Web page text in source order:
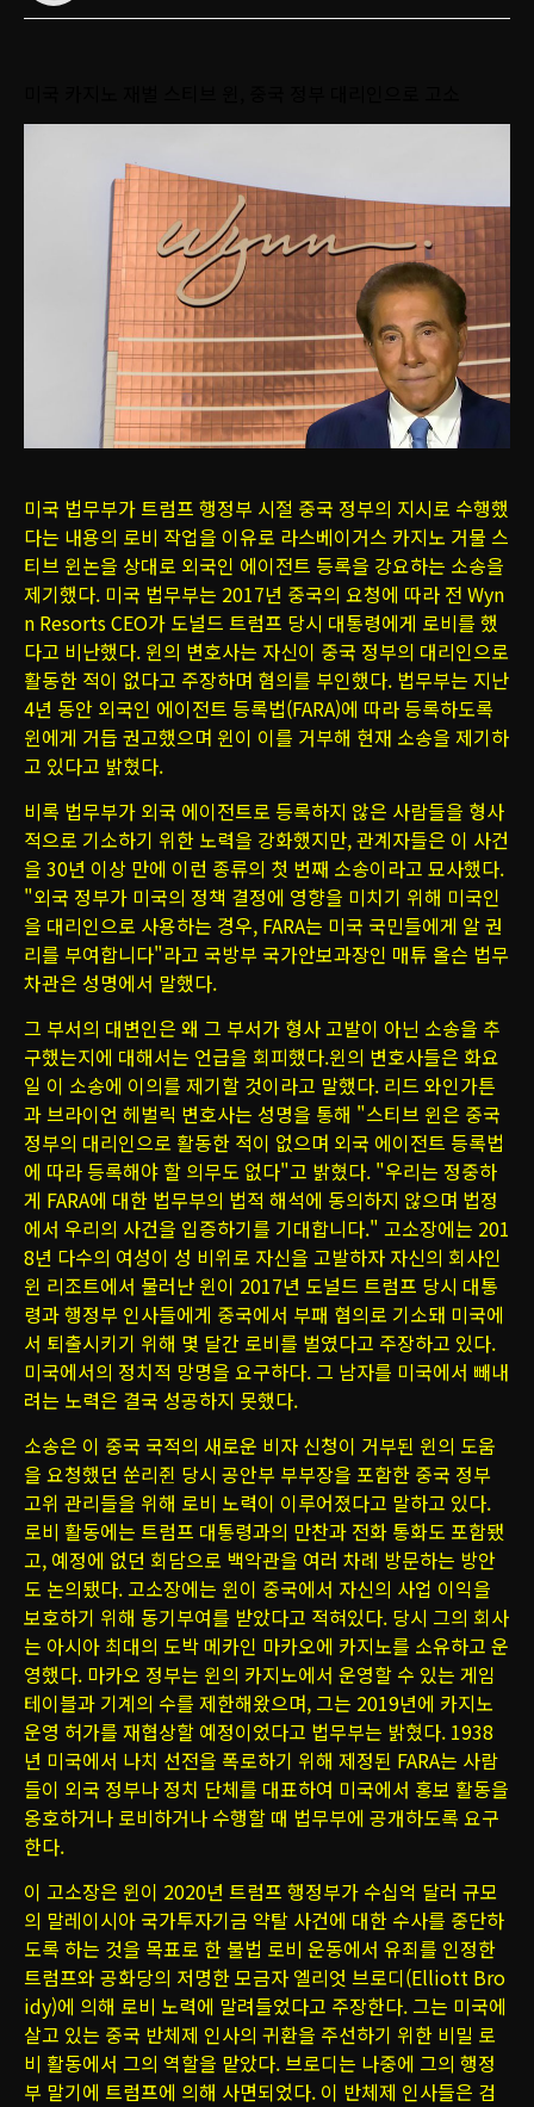
미국 법무부가 트럼프 행정부 시절 중국 정부의 지시로 수행했
다는 내용의 로비 작업을 이유로 라스베이거스 카지노 거물 스
티브 윈논을 상대로 외국인 에이전트 등록을 강요하는 소송을
제기했다. 미국 법무부는 2017년 중국의 요청에 따라 전 Wyn
n Resorts CEO가 도널드 트럼프 당시 대통령에게 로비를 했
다고 비난했다. 윈의 변호사는 자신이 중국 정부의 대리인으로
활동한 적이 없다고 주장하며 혐의를 부인했다. 법무부는 지난
4년 동안 외국인 에이전트 등록법(FARA)에 따라 등록하도록
윈에게 거듭 권고했으며 윈이 이를 거부해 현재 소송을 제기하
고 있다고 밝혔다.
비록 법무부가 외국 에이전트로 등록하지 않은 사람들을 형사
적으로 기소하기 위한 노력을 강화했지만, 관계자들은 이 사건
을 30년 이상 만에 이런 종류의 첫 번째 소송이라고 묘사했다.
"외국 정부가 미국의 정책 결정에 영향을 미치기 위해 미국인
을 대리인으로 사용하는 경우, FARA는 미국 국민들에게 알 권
리를 부여합니다"라고 국방부 국가안보과장인 매튜 올슨 법무
차관은 성명에서 말했다.
그 부서의 대변인은 왜 그 부서가 형사 고발이 아닌 소송을 추
구했는지에 대해서는 언급을 회피했다.윈의 변호사들은 화요
일 이 소송에 이의를 제기할 것이라고 말했다. 리드 와인가튼
과 브라이언 헤벌릭 변호사는 성명을 통해 "스티브 윈은 중국
정부의 대리인으로 활동한 적이 없으며 외국 에이전트 등록법
에 따라 등록해야 할 의무도 없다"고 밝혔다. "우리는 정중하
게 FARA에 대한 법무부의 법적 해석에 동의하지 않으며 법정
에서 우리의 사건을 입증하기를 기대합니다." 고소장에는 201
8년 다수의 여성이 성 비위로 자신을 고발하자 자신의 회사인
윈 리조트에서 물러난 윈이 2017년 도널드 트럼프 당시 대통
령과 행정부 인사들에게 중국에서 부패 혐의로 기소돼 미국에
서 퇴출시키기 위해 몇 달간 로비를 벌였다고 주장하고 있다.
미국에서의 정치적 망명을 요구하다. 그 남자를 미국에서 빼내
려는 노력은 결국 성공하지 못했다.
소송은 이 중국 국적의 새로운 비자 신청이 거부된 윈의 도움
을 요청했던 쑨리쥔 당시 공안부 부부장을 포함한 중국 정부
고위 관리들을 위해 로비 노력이 이루어졌다고 말하고 있다.
로비 활동에는 트럼프 대통령과의 만찬과 전화 통화도 포함됐
고, 예정에 없던 회담으로 백악관을 여러 차례 방문하는 방안
도 논의됐다. 고소장에는 윈이 중국에서 자신의 사업 이익을
보호하기 위해 동기부여를 받았다고 적혀있다. 당시 그의 회사
는 아시아 최대의 도박 메카인 마카오에 카지노를 소유하고 운
영했다. 마카오 정부는 윈의 카지노에서 운영할 수 있는 게임
테이블과 기계의 수를 제한해왔으며, 그는 2019년에 카지노
운영 허가를 재협상할 예정이었다고 법무부는 밝혔다. 1938
년 미국에서 나치 선전을 폭로하기 위해 제정된 FARA는 사람
들이 외국 정부나 정치 단체를 대표하여 미국에서 홍보 활동을
옹호하거나 로비하거나 수행할 때 법무부에 공개하도록 요구
한다.
이 고소장은 윈이 2020년 트럼프 행정부가 수십억 달러 규모
의 말레이시아 국가투자기금 약탈 사건에 대한 수사를 중단하
도록 하는 것을 목표로 한 불법 로비 운동에서 유죄를 인정한
트럼프와 공화당의 저명한 모금자 엘리엇 브로디(Elliott Bro
idy)에 의해 로비 노력에 말려들었다고 주장한다. 그는 미국에
살고 있는 중국 반체제 인사의 귀환을 주선하기 위한 비밀 로
비 활동에서 그의 역할을 맡았다. 브로디는 나중에 그의 행정
부 말기에 트럼프에 의해 사면되었다. 이 반체제 인사들은 검